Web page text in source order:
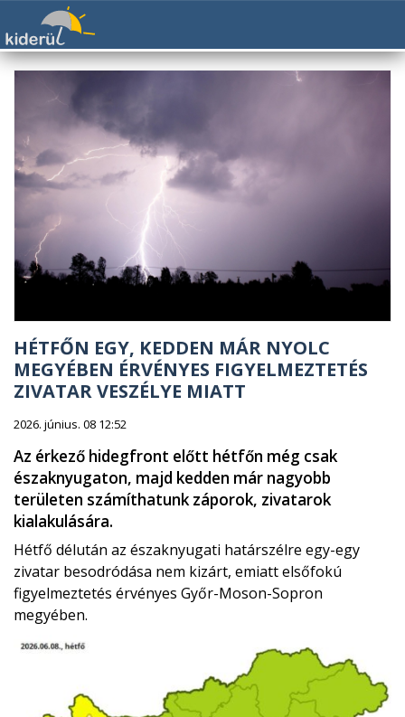
HÉTFŐN EGY, KEDDEN MÁR NYOLC
MEGYÉBEN ÉRVÉNYES FIGYELMEZTETÉS
ZIVATAR VESZÉLYE MIATT
2026. június. 08 12:52
Az érkező hidegfront előtt hétfőn még csak
északnyugaton, majd kedden már nagyobb
területen számíthatunk záporok, zivatarok
kialakulására.
Hétfő délután az északnyugati határszélre egy-egy
zivatar besodródása nem kizárt, emiatt elsőfokú
figyelmeztetés érvényes Győr-Moson-Sopron
megyében.